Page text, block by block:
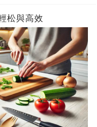
松與高效